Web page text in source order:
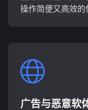
操作简便又高效的
广告与恶意软